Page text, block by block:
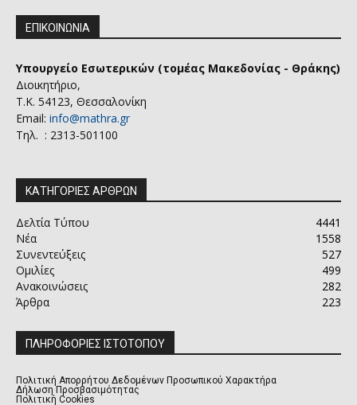
ΕΠΙΚΟΙΝΩΝΙΑ
Υπουργείο Εσωτερικών (τομέας Μακεδονίας - Θράκης)
Διοικητήριο,
Τ.Κ. 54123, Θεσσαλονίκη
Email: info@mathra.gr
Τηλ. : 2313-501100
ΚΑΤΗΓΟΡΙΕΣ ΑΡΘΡΩΝ
Δελτία Τύπου
4441
Νέα
1558
Συνεντεύξεις
527
Ομιλίες
499
Ανακοινώσεις
282
Άρθρα
223
ΠΛΗΡΟΦΟΡΙΕΣ ΙΣΤΟΤΟΠΟΥ
Πολιτική Απορρήτου Δεδομένων Προσωπικού Χαρακτήρα
Δήλωση Προσβασιμότητας
Πολιτική Cookies